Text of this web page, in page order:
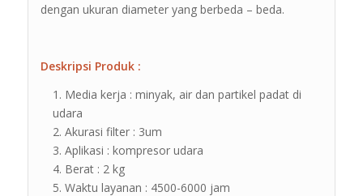
dengan ukuran diameter yang berbeda – beda.
Deskripsi Produk :
Media kerja : minyak, air dan partikel padat di
udara
Akurasi filter : 3um
Aplikasi : kompresor udara
Berat : 2 kg
Waktu layanan : 4500-6000 jam